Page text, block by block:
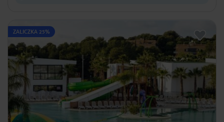
ZALICZKA 25%